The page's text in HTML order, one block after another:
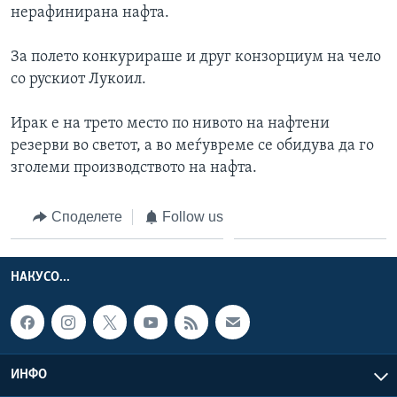
ИНТЕРВЈУА
нерафинирана нафта.
За полето конкурираше и друг конзорциум на чело
со рускиот Лукоил.
Ирак е на трето место по нивото на нафтени
резерви во светот, а во меѓувреме се обидува да го
зголеми производството на нафта.
Споделете Follow us
НАКУСО...
ИНФО